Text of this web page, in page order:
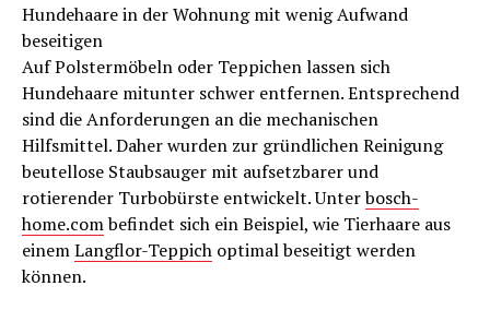
Hundehaare in der Wohnung mit wenig Aufwand
beseitigen
Auf Polstermöbeln oder Teppichen lassen sich
Hundehaare mitunter schwer entfernen. Entsprechend
sind die Anforderungen an die mechanischen
Hilfsmittel. Daher wurden zur gründlichen Reinigung
beutellose Staubsauger mit aufsetzbarer und
rotierender Turbobürste entwickelt. Unterbosch-
home.combefindet sich ein Beispiel, wie Tierhaare aus
einemLangflor-Teppich optimal beseitigt werden
können.